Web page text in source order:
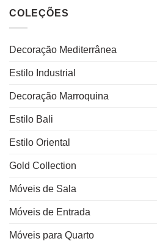
COLEÇÕES
Decoração Mediterrânea
Estilo Industrial
Decoração Marroquina
Estilo Bali
Estilo Oriental
Gold Collection
Móveis de Sala
Móveis de Entrada
Móveis para Quarto